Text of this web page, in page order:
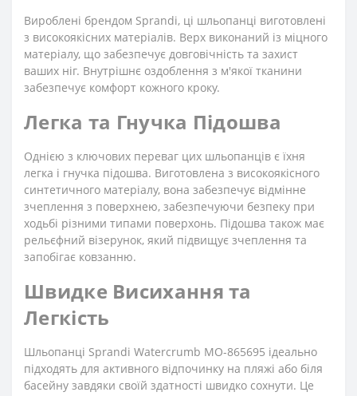
Вироблені брендом Sprandi, ці шльопанці виготовлені
з високоякісних матеріалів. Верх виконаний із міцного
матеріалу, що забезпечує довговічність та захист
ваших ніг. Внутрішнє оздоблення з м'якої тканини
забезпечує комфорт кожного кроку.
Легка та Гнучка Підошва
Однією з ключових переваг цих шльопанців є їхня
легка і гнучка підошва. Виготовлена з високоякісного
синтетичного матеріалу, вона забезпечує відмінне
зчеплення з поверхнею, забезпечуючи безпеку при
ходьбі різними типами поверхонь. Підошва також має
рельєфний візерунок, який підвищує зчеплення та
запобігає ковзанню.
Швидке Висихання та
Легкість
Шльопанці Sprandi Watercrumb MO-865695 ідеально
підходять для активного відпочинку на пляжі або біля
басейну завдяки своїй здатності швидко сохнути. Це